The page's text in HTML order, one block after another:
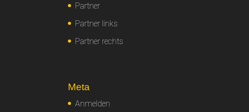
Partner
Partner links
Partner rechts
Meta
Anmelden